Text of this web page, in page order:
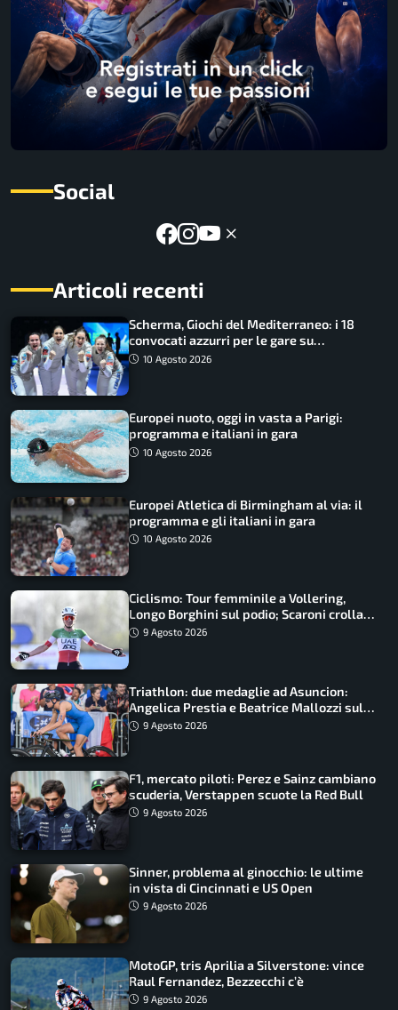
Social
Articoli recenti
Scherma, Giochi del Mediterraneo: i 18
convocati azzurri per le gare su
SportFaceTV
10 Agosto 2026
Europei nuoto, oggi in vasta a Parigi:
programma e italiani in gara
10 Agosto 2026
Europei Atletica di Birmingham al via: il
programma e gli italiani in gara
10 Agosto 2026
Ciclismo: Tour femminile a Vollering,
Longo Borghini sul podio; Scaroni crolla
in Polonia
9 Agosto 2026
Triathlon: due medaglie ad Asuncion:
Angelica Prestia e Beatrice Mallozzi sul
podio
9 Agosto 2026
F1, mercato piloti: Perez e Sainz cambiano
scuderia, Verstappen scuote la Red Bull
9 Agosto 2026
Sinner, problema al ginocchio: le ultime
in vista di Cincinnati e US Open
9 Agosto 2026
MotoGP, tris Aprilia a Silverstone: vince
Raul Fernandez, Bezzecchi c’è
9 Agosto 2026